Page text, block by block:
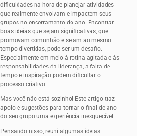
dificuldades na hora de planejar atividades
que realmente envolvam e impactem seus
grupos no encerramento do ano. Encontrar
boas ideias que sejam significativas, que
promovam comunhão e sejam ao mesmo
tempo divertidas, pode ser um desafio.
Especialmente em meio à rotina agitada e às
responsabilidades da liderança, a falta de
tempo e inspiração podem dificultar o
processo criativo.
Mas você não está sozinho! Este artigo traz
apoio e sugestões para tornar o final de ano
do seu grupo uma experiência inesquecível.
Pensando nisso, reuni algumas ideias